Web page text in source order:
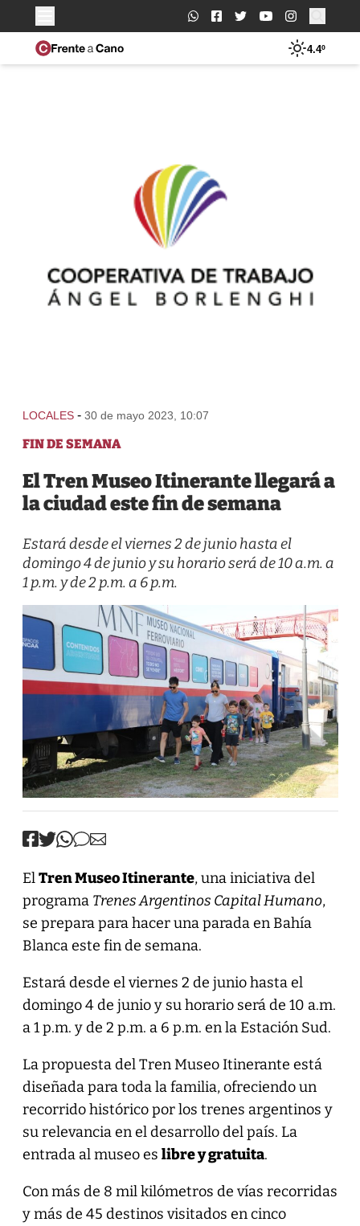
Buscar:
4.4º
LOCALES - 30 de mayo 2023, 10:07
FIN DE SEMANA
El Tren Museo Itinerante llegará a
la ciudad este fin de semana
Estará desde el viernes 2 de junio hasta el
domingo 4 de junio y su horario será de 10 a.m. a
1 p.m. y de 2 p.m. a 6 p.m.
ElTren Museo Itinerante, una iniciativa del
programa Trenes Argentinos Capital Humano,
se prepara para hacer una parada en Bahía
Blanca este fin de semana.
Estará desde el viernes 2 de junio hasta el
domingo 4 de junio y su horario será de 10 a.m.
a 1 p.m. y de 2 p.m. a 6 p.m. en la Estación Sud.
La propuesta del Tren Museo Itinerante está
diseñada para toda la familia, ofreciendo un
recorrido histórico por los trenes argentinos y
su relevancia en el desarrollo del país. La
entrada al museo es libre y gratuita.
Con más de 8 mil kilómetros de vías recorridas
y más de 45 destinos visitados en cinco